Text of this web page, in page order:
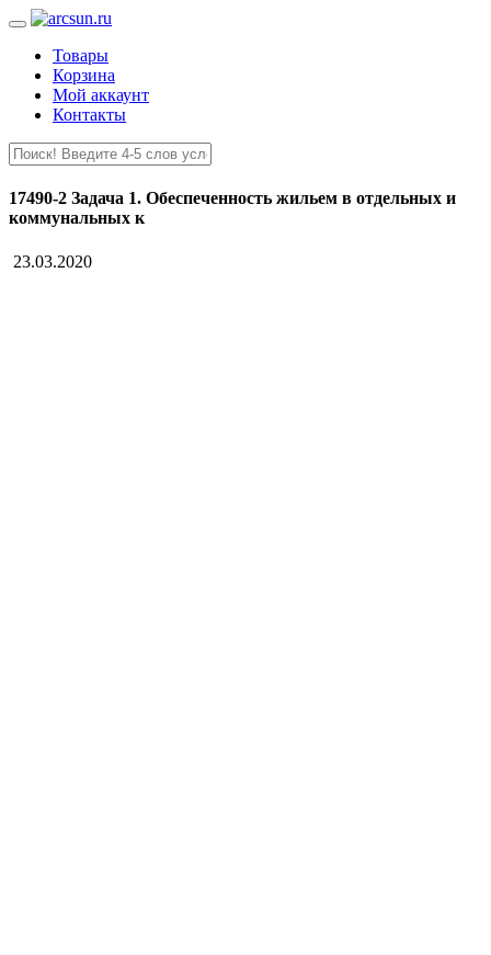
Товары
Корзина
Мой аккаунт
Контакты
17490-2 Задача 1. Обеспеченность жильем в отдельных и
коммунальных к
23.03.2020